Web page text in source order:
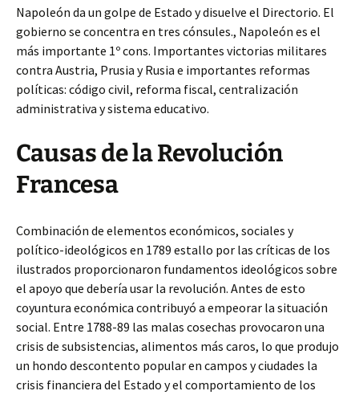
Napoleón da un golpe de Estado y disuelve el Directorio. El
gobierno se concentra en tres cónsules., Napoleón es el
más importante 1º cons. Importantes victorias militares
contra Austria, Prusia y Rusia e importantes reformas
políticas: código civil, reforma fiscal, centralización
administrativa y sistema educativo.
Causas de la Revolución
Francesa
Combinación de elementos económicos, sociales y
político-ideológicos en 1789 estallo por las críticas de los
ilustrados proporcionaron fundamentos ideológicos sobre
el apoyo que debería usar la revolución. Antes de esto
coyuntura económica contribuyó a empeorar la situación
social. Entre 1788-89 las malas cosechas provocaron una
crisis de subsistencias, alimentos más caros, lo que produjo
un hondo descontento popular en campos y ciudades la
crisis financiera del Estado y el comportamiento de los